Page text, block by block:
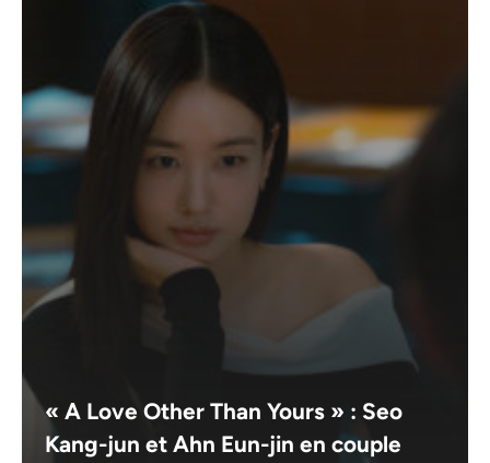
« A Love Other Than Yours » : Seo
Kang-jun et Ahn Eun-jin en couple